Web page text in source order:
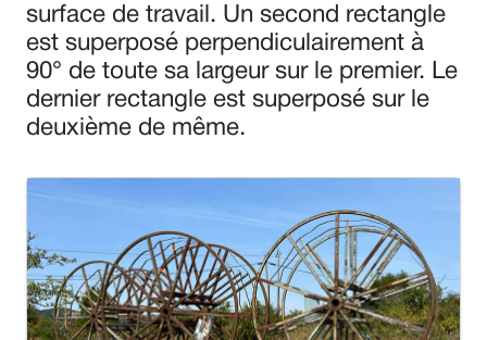
surface de travail. Un second rectangle
est superposé perpendiculairement à
90° de toute sa largeur sur le premier. Le
dernier rectangle est superposé sur le
deuxième de même.